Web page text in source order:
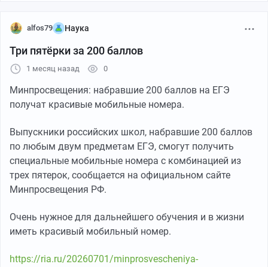
alfos79 Наука
Три пятёрки за 200 баллов
1 месяц назад 0
Минпросвещения: набравшие 200 баллов на ЕГЭ
получат красивые мобильные номера.
Выпускники российских школ, набравшие 200 баллов
по любым двум предметам ЕГЭ, смогут получить
специальные мобильные номера с комбинацией из
трех пятерок, сообщается на официальном сайте
Минпросвещения РФ.
Очень нужное для дальнейшего обучения и в жизни
иметь красивый мобильный номер.
https://ria.ru/20260701/minprosvescheniya-